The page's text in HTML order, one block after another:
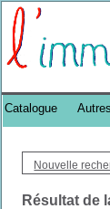
Bibliothèque
Nouvelle
Résultat de
Catalogue